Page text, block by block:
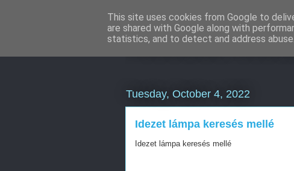
Weboldal
Tuesday, October 4, 2022
Idezet lámpa keresés mellé
Idezet lámpa keresés mellé
This site uses cookies from Google to
are shared with Google along with
statistics, and to detect and address abuse.